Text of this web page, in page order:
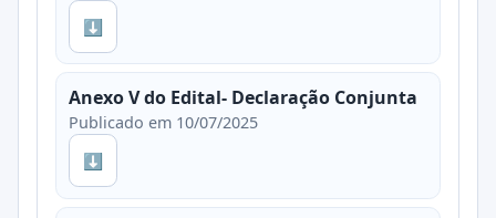
⬇
Anexo V do Edital- Declaração Conjunta
Publicado em 10/07/2025
⬇